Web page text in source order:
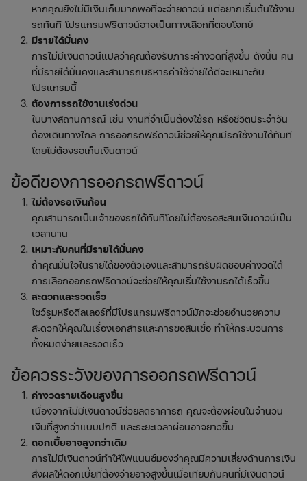
หากคุณยังไม่มีเงินเก็บมากพอที่จะจ่ายดาวน์ แต่อยากเริ่มต้นใช้งาน
รถทันที โปรแกรมฟรีดาวน์อาจเป็นทางเลือกที่ตอบโจทย์
มีรายได้มั่นคง
การไม่มีเงินดาวน์แปลว่าคุณต้องรับภาระค่างวดที่สูงขึ้น ดังนั้น คน
ที่มีรายได้มั่นคงและสามารถบริหารค่าใช้จ่ายได้ดีจะเหมาะกับ
โปรแกรมนี้
ต้องการรถใช้งานเร่งด่วน
ในบางสถานการณ์ เช่น งานที่จำเป็นต้องใช้รถ หรือชีวิตประจำวัน
ต้องเดินทางไกล การออกรถฟรีดาวน์ช่วยให้คุณมีรถใช้งานได้ทันที
โดยไม่ต้องรอเก็บเงินดาวน์
ข้อดีของการออกรถฟรีดาวน์
ไม่ต้องรอเงินก้อน
คุณสามารถเป็นเจ้าของรถได้ทันทีโดยไม่ต้องรอสะสมเงินดาวน์เป็น
เวลานาน
เหมาะกับคนที่มีรายได้มั่นคง
ถ้าคุณมั่นใจในรายได้ของตัวเองและสามารถรับผิดชอบค่างวดได้
การเลือกออกรถฟรีดาวน์จะช่วยให้คุณเริ่มใช้งานรถได้เร็วขึ้น
สะดวกและรวดเร็ว
โชว์รูมหรือดีลเลอร์ที่มีโปรแกรมฟรีดาวน์มักจะช่วยอำนวยความ
สะดวกให้คุณในเรื่องเอกสารและการขอสินเชื่อ ทำให้กระบวนการ
ทั้งหมดง่ายและรวดเร็ว
ข้อควรระวังของการออกรถฟรีดาวน์
ค่างวดรายเดือนสูงขึ้น
เนื่องจากไม่มีเงินดาวน์ช่วยลดราคารถ คุณจะต้องผ่อนในจำนวน
เงินที่สูงกว่าแบบปกติ และระยะเวลาผ่อนอาจยาวขึ้น
ดอกเบี้ยอาจสูงกว่าเดิม
การไม่มีเงินดาวน์ทำให้ไฟแนนซ์มองว่าคุณมีความเสี่ยงด้านการเงิน
ส่งผลให้ดอกเบี้ยที่ต้องจ่ายอาจสูงขึ้นเมื่อเทียบกับคนที่มีเงินดาวน์